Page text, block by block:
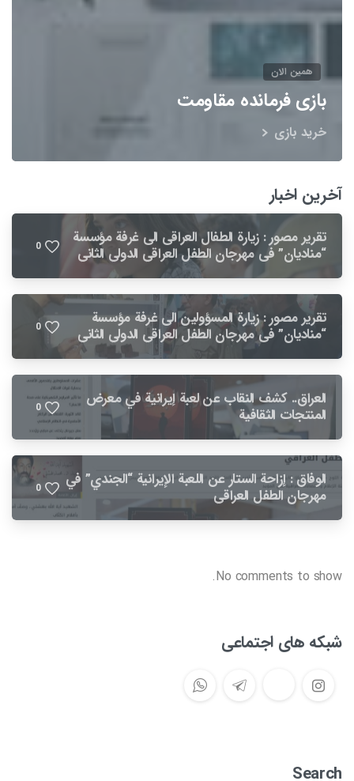
همین الان
بازی فرمانده مقاومت
خرید بازی
آخرین اخبار
تقریر مصور : زيارة الطفال العراقی الى غرفة مؤسسة
“مناديان” فی مهرجان الطفل العراقي الدولي الثاني 0
تقریر مصور : زيارة المسؤولين الى غرفة مؤسسة
“مناديان” فی مهرجان الطفل العراقي الدولي الثاني 0
العراق.. كشف النقاب عن لعبة إيرانية في معرض
المنتجات الثقافية 0
الوفاق : إزاحة الستار عن اللعبة الإيرانية “الجندي” في
مهرجان الطفل العراقي 0
No comments to show.
شبکه های اجتماعی
Search